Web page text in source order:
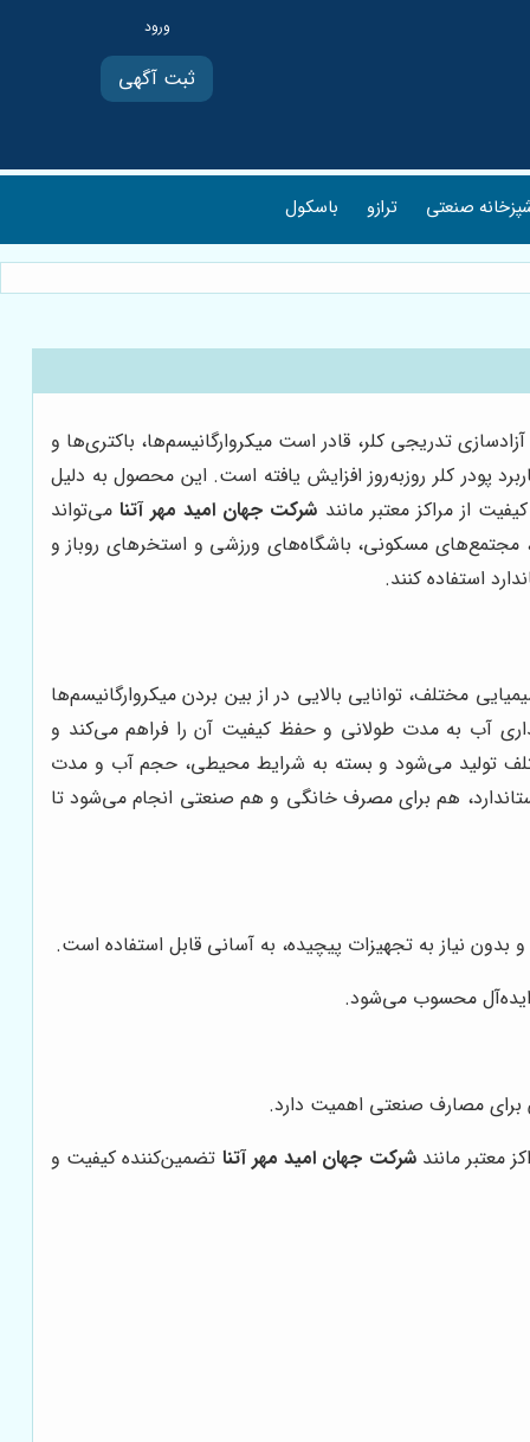
ثبت آگهی
صنعتی ترازو باسکول
تدریجی کلر، قادر است میکروارگانیسم‌ها، باکتری‌ها و
پودر کلر روزبه‌روز افزایش یافته است. این محصول به دلیل
از مراکز معتبر مانند شرکت جهان امید مهر آتنا می‌تواند
مسکونی، باشگاه‌های ورزشی و استخرهای روباز و
استفاده کنند.
مختلف، توانایی بالایی در از بین بردن میکروارگانیسم‌ها
آب به مدت طولانی و حفظ کیفیت آن را فراهم می‌کند و
تولید می‌شود و بسته به شرایط محیطی، حجم آب و مدت
هم برای مصرف خانگی و هم صنعتی انجام می‌شود تا
نیاز به تجهیزات پیچیده، به آسانی قابل استفاده است.
ایده‌آل محسوب می‌شود.
برای مصارف صنعتی اهمیت دارد.
شرکت جهان امید مهر آتنا تضمین‌کننده کیفیت و